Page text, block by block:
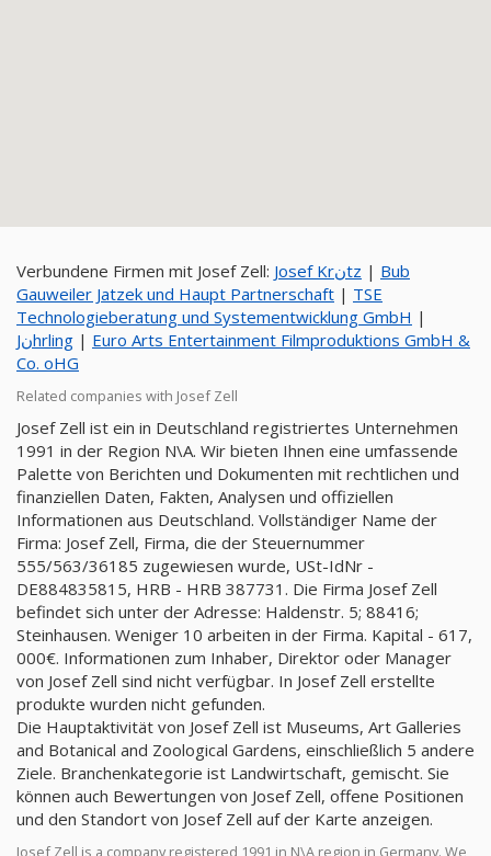
Verbundene Firmen mit Josef Zell: Josef Krنtz | Bub
Gauweiler Jatzek und Haupt Partnerschaft | TSE
Technologieberatung und Systementwicklung GmbH |
Jنhrling | Euro Arts Entertainment Filmproduktions GmbH &
Co. oHG
Related companies with Josef Zell
Josef Zell ist ein in Deutschland registriertes Unternehmen
1991 in der Region N\A. Wir bieten Ihnen eine umfassende
Palette von Berichten und Dokumenten mit rechtlichen und
finanziellen Daten, Fakten, Analysen und offiziellen
Informationen aus Deutschland. Vollständiger Name der
Firma: Josef Zell, Firma, die der Steuernummer
555/563/36185 zugewiesen wurde, USt-IdNr -
DE884835815, HRB - HRB 387731. Die Firma Josef Zell
befindet sich unter der Adresse: Haldenstr. 5; 88416;
Steinhausen. Weniger 10 arbeiten in der Firma. Kapital - 617,
000€. Informationen zum Inhaber, Direktor oder Manager
von Josef Zell sind nicht verfügbar. In Josef Zell erstellte
produkte wurden nicht gefunden.
Die Hauptaktivität von Josef Zell ist Museums, Art Galleries
and Botanical and Zoological Gardens, einschließlich 5 andere
Ziele. Branchenkategorie ist Landwirtschaft, gemischt. Sie
können auch Bewertungen von Josef Zell, offene Positionen
und den Standort von Josef Zell auf der Karte anzeigen.
Josef Zell is a company registered 1991 in N\A region in Germany. We